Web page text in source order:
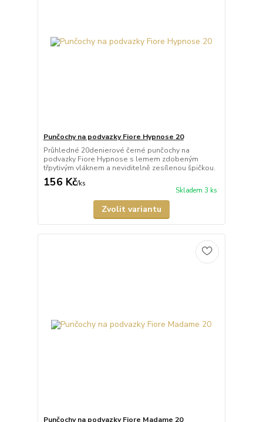
Punčochy na podvazky Fiore Hypnose 20
Průhledné 20denierové černé punčochy na
podvazky Fiore Hypnose s lemem zdobeným
třpytivým vláknem a neviditelně zesílenou špičkou.
156 Kč/ks
Skladem 3 ks
Zvolit variantu
Punčochy na podvazky Fiore Madame 20